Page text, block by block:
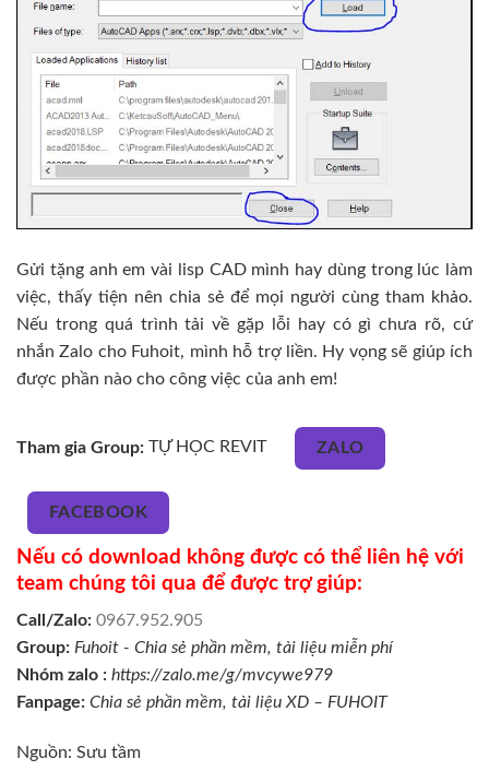
Gửi tặng anh em vài lisp CAD mình hay dùng trong lúc làm
việc, thấy tiện nên chia sẻ để mọi người cùng tham khảo.
Nếu trong quá trình tải về gặp lỗi hay có gì chưa rõ, cứ
nhắn Zalo cho Fuhoit, mình hỗ trợ liền. Hy vọng sẽ giúp ích
được phần nào cho công việc của anh em!
Tham gia Group: TỰ HỌC REVIT ZALO
FACEBOOK
Nếu có download không được có thể liên hệ với
team chúng tôi qua để được trợ giúp:
Call/Zalo: 0967.952.905
Group: Fuhoit - Chia sẻ phần mềm, tài liệu miễn phí
Nhóm zalo : https://zalo.me/g/mvcywe979
Fanpage: Chia sẻ phần mềm, tài liệu XD – FUHOIT
Nguồn: Sưu tầm